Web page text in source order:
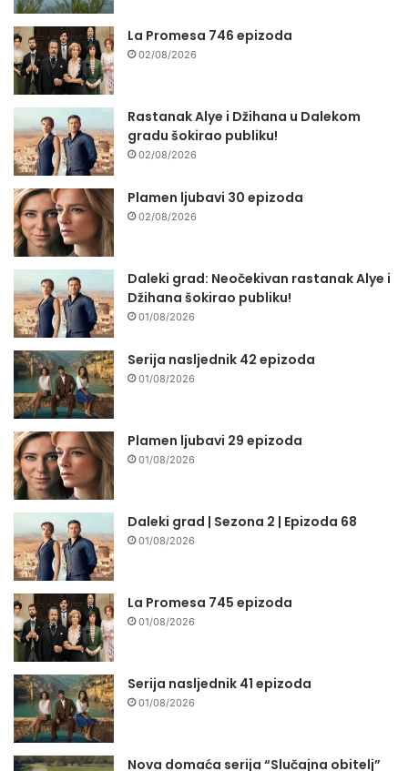
La Promesa 746 epizoda
02/08/2026
Rastanak Alye i Džihana u Dalekom
gradu šokirao publiku!
02/08/2026
Plamen ljubavi 30 epizoda
02/08/2026
Daleki grad: Neočekivan rastanak Alye i
Džihana šokirao publiku!
01/08/2026
Serija nasljednik 42 epizoda
01/08/2026
Plamen ljubavi 29 epizoda
01/08/2026
Daleki grad | Sezona 2 | Epizoda 68
01/08/2026
La Promesa 745 epizoda
01/08/2026
Serija nasljednik 41 epizoda
01/08/2026
Nova domaća serija “Slučajna obitelj”